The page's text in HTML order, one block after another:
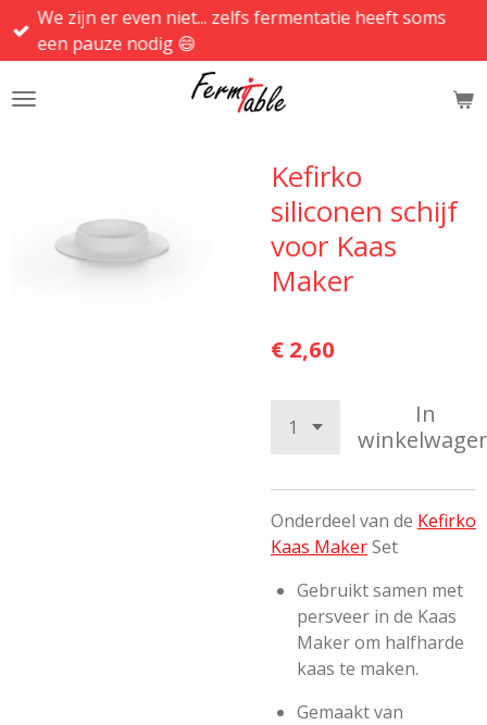
Ga
direct
de
We zijn er even niet... zelfs fermentatie heeft soms
een pauze nodig 😄
Kefirko
siliconen schijf
voor Kaas
Maker
€ 2,60
In
Onderdeel van de Kefirko
Kaas MakerSet
Gebruikt samen met
persveer in de Kaas
Maker om halfharde
kaas te maken.
Gemaakt van